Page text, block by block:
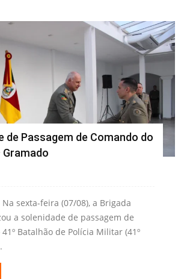
de Passagem de Comando do
Gramado
Na sexta-feira (07/08), a Brigada
a solenidade de passagem de
Batalhão de Polícia Militar (41º